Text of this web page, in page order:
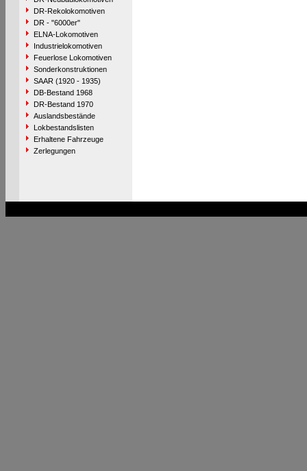
DR-Rekolokomotiven
DR - "6000er"
ELNA-Lokomotiven
Industrielokomotiven
Feuerlose Lokomotiven
Sonderkonstruktionen
SAAR (1920 - 1935)
DB-Bestand 1968
DR-Bestand 1970
Auslandsbestände
Lokbestandslisten
Erhaltene Fahrzeuge
Zerlegungen